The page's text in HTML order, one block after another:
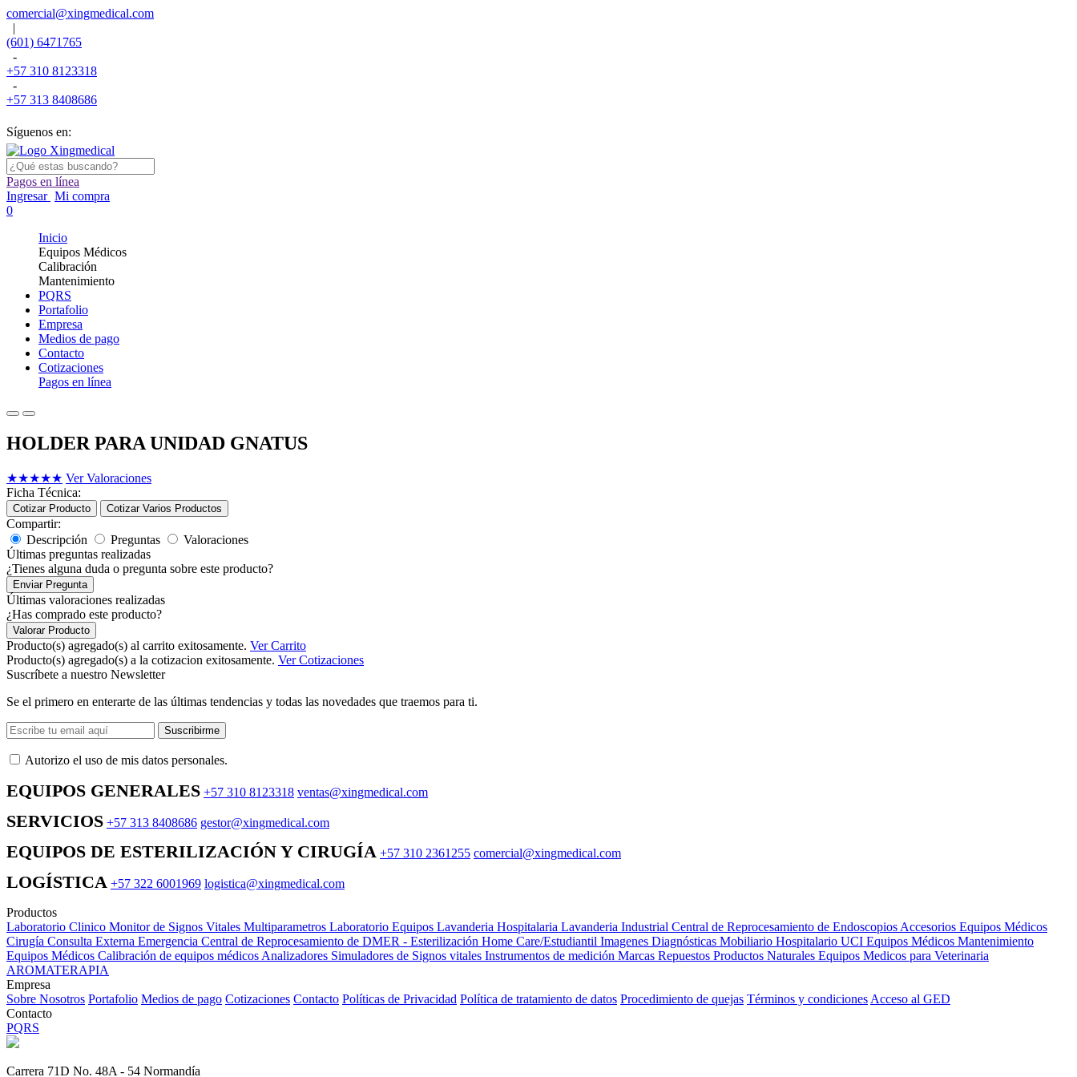
comercial@xingmedical.com
|
(601) 6471765
-
+57 310 8123318
-
+57 313 8408686
Síguenos en:
Pagos en línea
Ingresar Mi compra
0
Inicio
Equipos Médicos
Calibración
Mantenimiento
PQRS
Portafolio
Empresa
Medios de pago
Contacto
Cotizaciones
Pagos en línea
HOLDER PARA UNIDAD GNATUS
★★★★★ Ver Valoraciones
Ficha Técnica:
Cotizar Producto Cotizar Varios Productos
Compartir:
Descripción
Preguntas
Valoraciones
Últimas preguntas realizadas
¿Tienes alguna duda o pregunta sobre este producto?
Enviar Pregunta
Últimas valoraciones realizadas
¿Has comprado este producto?
Valorar Producto
Producto(s) agregado(s) al carrito exitosamente. Ver Carrito
Producto(s) agregado(s) a la cotizacion exitosamente. Ver Cotizaciones
Suscríbete a nuestro Newsletter
Se el primero en enterarte de las últimas tendencias y todas las novedades que traemos para ti.
Suscribirme
Autorizo ​​el uso de mis datos personales.
EQUIPOS GENERALES +57 310 8123318 ventas@xingmedical.com
SERVICIOS +57 313 8408686 gestor@xingmedical.com
EQUIPOS DE ESTERILIZACIÓN Y CIRUGÍA +57 310 2361255 comercial@xingmedical.com
LOGÍSTICA +57 322 6001969 logistica@xingmedical.com
Productos
Laboratorio Clinico Monitor de Signos Vitales Multiparametros Laboratorio Equipos Lavanderia Hospitalaria Lavanderia Industrial Central de Reprocesamiento de Endoscopios Accesorios Equipos Médicos
Cirugía Consulta Externa Emergencia Central de Reprocesamiento de DMER - Esterilización Home Care/Estudiantil Imagenes Diagnósticas Mobiliario Hospitalario UCI Equipos Médicos Mantenimiento
Equipos Médicos Calibración de equipos médicos Analizadores Simuladores de Signos vitales Instrumentos de medición Marcas Repuestos Productos Naturales Equipos Medicos para Veterinaria
AROMATERAPIA
Empresa
Sobre Nosotros Portafolio Medios de pago Cotizaciones Contacto Políticas de Privacidad Política de tratamiento de datos Procedimiento de quejas Términos y condiciones Acceso al GED
Contacto
PQRS
Carrera 71D No. 48A - 54 Normandía